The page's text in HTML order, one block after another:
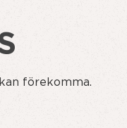
förekomma.